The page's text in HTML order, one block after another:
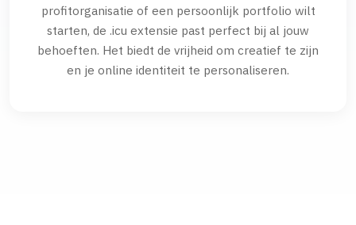
profitorganisatie of een persoonlijk portfolio wilt
starten, de .icu extensie past perfect bij al jouw
behoeften. Het biedt de vrijheid om creatief te zijn
en je online identiteit te personaliseren.